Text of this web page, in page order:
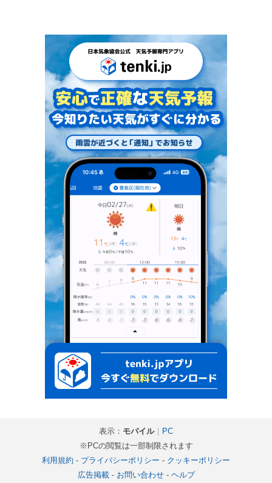
表示： モバイル｜ PC
※PCの閲覧は一部制限されます
利用規約 - プライバシーポリシー - クッキーポリシー
広告掲載- お問い合わせ- ヘルプ